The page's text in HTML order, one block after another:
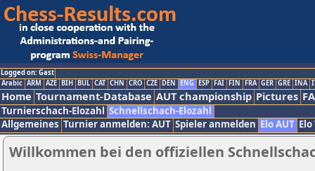
Logged on: Gast
Arabic ARM AZE BIH BUL CAT CHN CRO CZE DEN ENG ESP FAI FIN FRA GER GRE INA
Home Tournament-Database AUT championship Pictures
Turnierschach-Elozahl Schnellschach-Elozahl
Allgemeines Turnier anmelden: AUT Spieler anmelden Elo AUT
Willkommen bei den offiziellen